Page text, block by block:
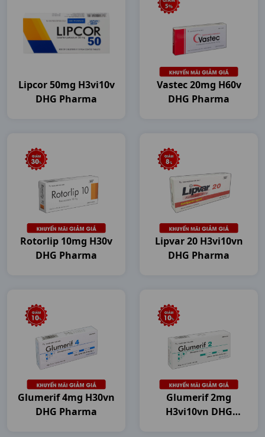
Lipcor 50mg H3vi10v
DHG Pharma
Vastec 20mg H60v
DHG Pharma
Rotorlip 10mg H30v
DHG Pharma
Lipvar 20 H3vi10vn
DHG Pharma
Glumerif 4mg H30vn
DHG Pharma
Glumerif 2mg
H3vi10vn DHG